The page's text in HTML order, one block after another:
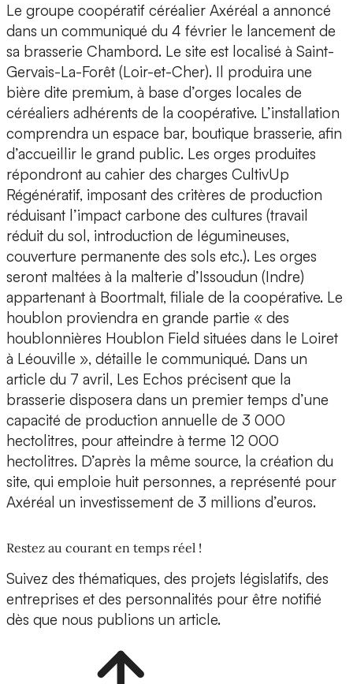
Le groupe coopératif céréalier Axéréal a annoncé
dans un communiqué du 4 février le lancement de
sa brasserie Chambord. Le site est localisé à Saint-
Gervais-La-Forêt (Loir-et-Cher). Il produira une
bière dite premium, à base d’orges locales de
céréaliers adhérents de la coopérative. L’installation
comprendra un espace bar, boutique brasserie, afin
d’accueillir le grand public. Les orges produites
répondront au cahier des charges CultivUp
Régénératif, imposant des critères de production
réduisant l’impact carbone des cultures (travail
réduit du sol, introduction de légumineuses,
couverture permanente des sols etc.). Les orges
seront maltées à la malterie d’Issoudun (Indre)
appartenant à Boortmalt, filiale de la coopérative. Le
houblon proviendra en grande partie « des
houblonnières Houblon Field situées dans le Loiret
à Léouville », détaille le communiqué. Dans un
article du 7 avril, Les Echos précisent que la
brasserie disposera dans un premier temps d’une
capacité de production annuelle de 3 000
hectolitres, pour atteindre à terme 12 000
hectolitres. D’après la même source, la création du
site, qui emploie huit personnes, a représenté pour
Axéréal un investissement de 3 millions d’euros.
Restez au courant en temps réel !
Suivez des thématiques, des projets législatifs, des
entreprises et des personnalités pour être notifié
dès que nous publions un article.